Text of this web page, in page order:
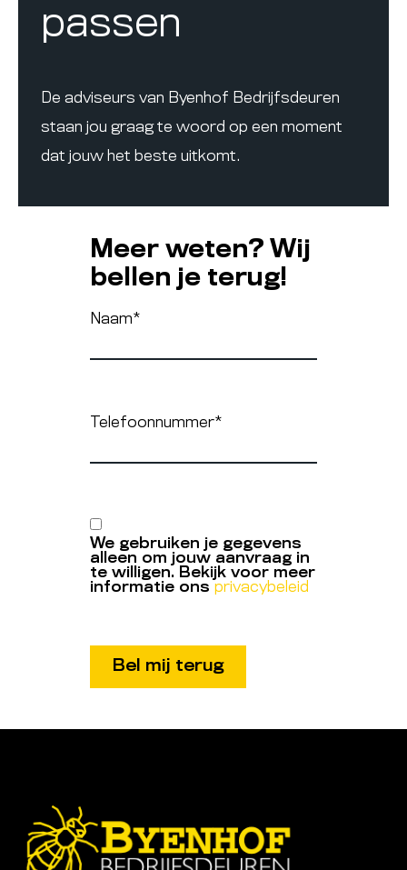
passen
De adviseurs van Byenhof Bedrijfsdeuren
staan jou graag te woord op een moment
dat jouw het beste uitkomt.
Meer weten? Wij
bellen je terug!
Naam*
Telefoonnummer*
We gebruiken je gegevens
alleen om jouw aanvraag in
te willigen. Bekijk voor meer
informatie ons privacybeleid